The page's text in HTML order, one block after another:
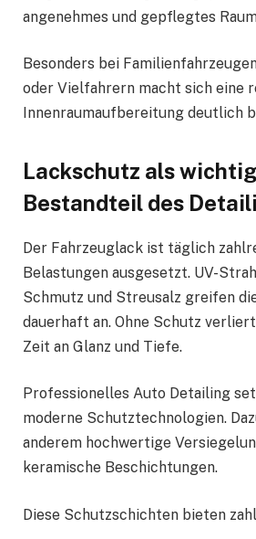
angenehmes und gepflegtes
Besonders bei
oder Vielfahrern macht sich eine
Innenraumaufbereitung deutlich
Lackschutz als
Bestandteil des
Der Fahrzeuglack ist täglich
Belastungen ausgesetzt. UV-
Schmutz und Streusalz greifen
dauerhaft an. Ohne Schutz
Zeit an Glanz und Tiefe.
Professionelles Auto Detailing
moderne Schutztechnologien.
anderem hochwertige
keramische Beschichtungen.
Diese Schutzschichten bieten